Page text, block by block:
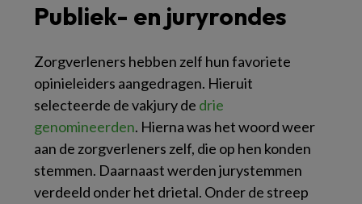
Publiek- en juryrondes
Zorgverleners hebben zelf hun favoriete
opinieleiders aangedragen. Hieruit
selecteerde de vakjury de drie
genomineerden. Hierna was het woord weer
aan de zorgverleners zelf, die op hen konden
stemmen. Daarnaast werden jurystemmen
verdeeld onder het drietal. Onder de streep